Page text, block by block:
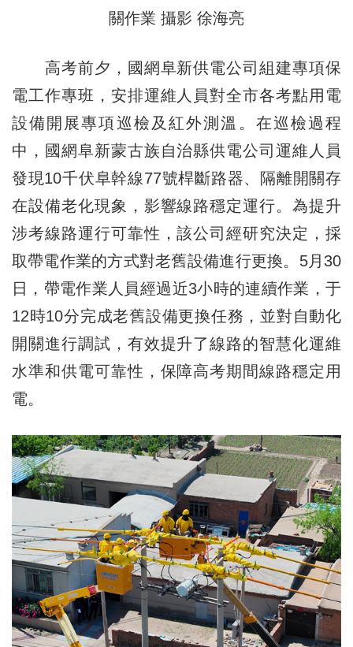
關作業 攝影 徐海亮
高考前夕，國網阜新供電公司組建專項保
電工作專班，安排運維人員對全市各考點用電
設備開展專項巡檢及紅外測溫。在巡檢過程
中，國網阜新蒙古族自治縣供電公司運維人員
發現10千伏阜幹線77號桿斷路器、隔離開關存
在設備老化現象，影響線路穩定運行。為提升
涉考線路運行可靠性，該公司經研究決定，採
取帶電作業的方式對老舊設備進行更換。5月30
日，帶電作業人員經過近3小時的連續作業，于
12時10分完成老舊設備更換任務，並對自動化
開關進行調試，有效提升了線路的智慧化運維
水準和供電可靠性，保障高考期間線路穩定用
電。